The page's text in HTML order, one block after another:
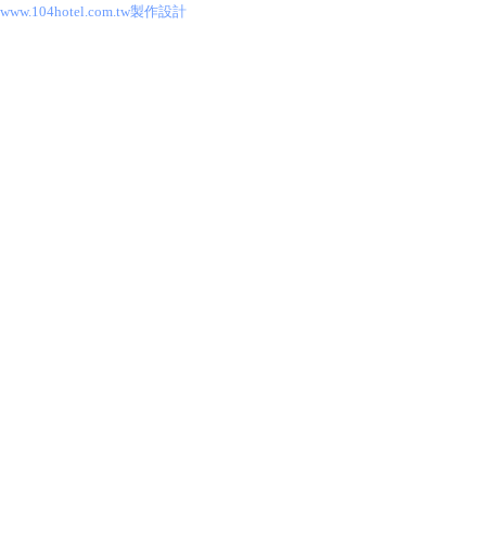
www.104hotel.com.tw製作設計